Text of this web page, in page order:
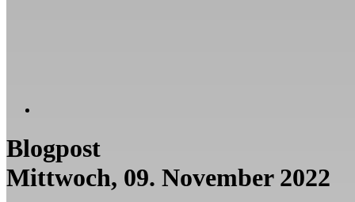
Blogpost
Mittwoch, 09. November 2022